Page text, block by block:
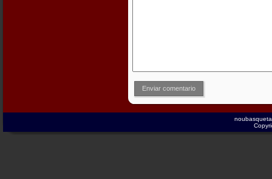
Enviar comentario